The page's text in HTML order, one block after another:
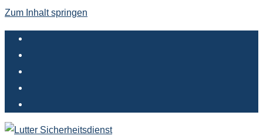
Zum Inhalt springen